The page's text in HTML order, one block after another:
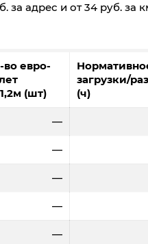
за адрес и от 34 руб. за
во евро-
(шт)
загрузки/
(ч)
—
—
—
—
—